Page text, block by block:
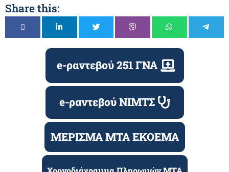
Share this:
e-ραντεβού 251 ΓΝΑ
e-ραντεβού ΝΙΜΤΣ
ΜΕΡΙΣΜΑ ΜΤΑ ΕΚΟΕΜΑ